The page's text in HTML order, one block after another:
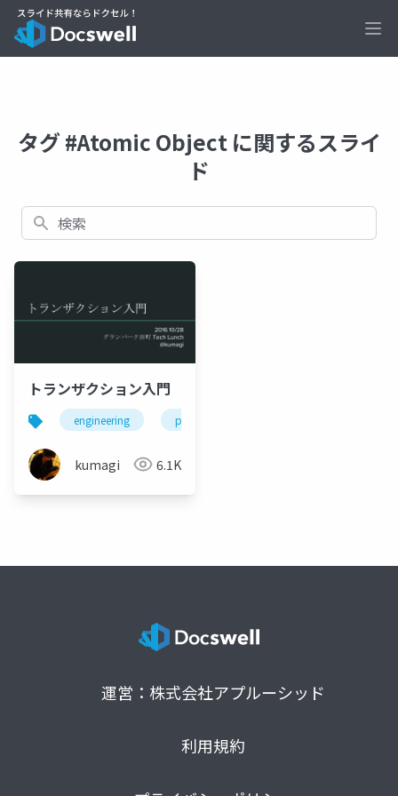
タグ #Atomic Object に関するスライ
ド
検索
トランザクション入門
engineering programming
kumagi 6.1K
運営：株式会社アプルーシッド
利用規約